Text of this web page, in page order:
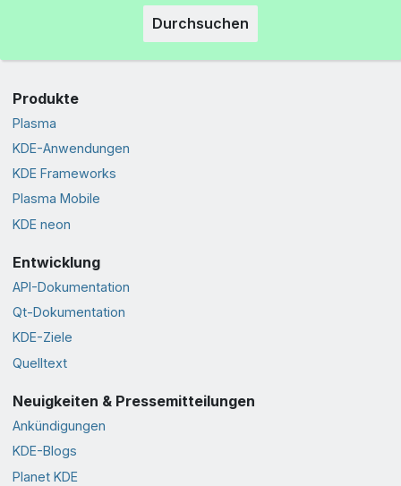
Durchsuchen
Produkte
Plasma
KDE-Anwendungen
KDE Frameworks
Plasma Mobile
KDE neon
Entwicklung
API-Dokumentation
Qt-Dokumentation
KDE-Ziele
Quelltext
Neuigkeiten & Pressemitteilungen
Ankündigungen
KDE-Blogs
Planet KDE